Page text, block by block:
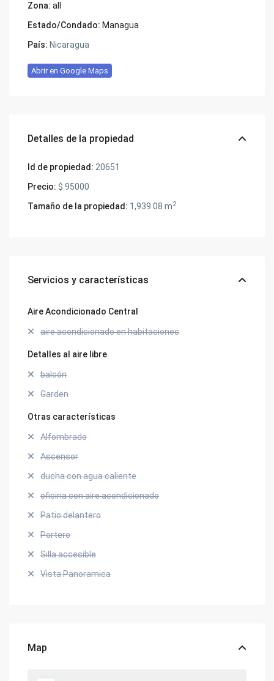
Zona: all
Estado/Condado: Managua
País: Nicaragua
Abrir en Google Maps
Detalles de la propiedad
Id de propiedad: 20651
Precio: $ 95000
Tamaño de la propiedad: 1,939.08 m2
Servicios y características
Aire Acondicionado Central
aire acondicionado en habitaciones
Detalles al aire libre
balcón
Garden
Otras características
Alfombrado
Ascensor
ducha con agua caliente
oficina con aire acondicionado
Patio delantero
Portero
Silla accesible
Vista Panoramica
Map